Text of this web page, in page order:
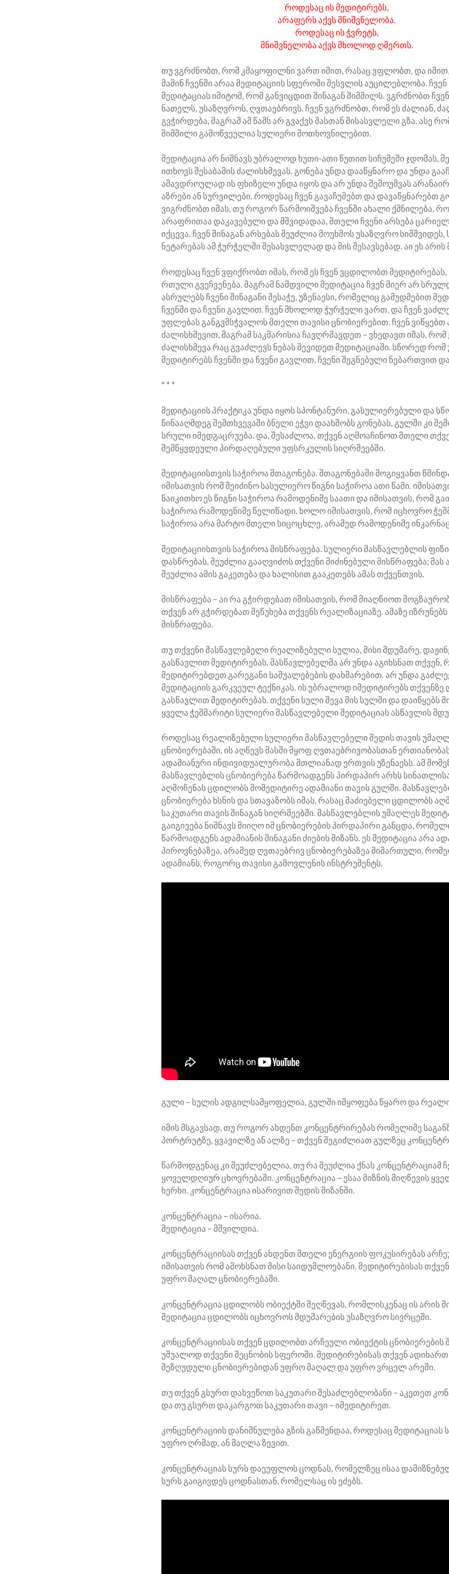
როდესაც ის მედიტირებს,
არაფერს აქვს მნიშვნელობა.
როდესაც ის ჭვრეტს,
მნიშვნელობა აქვს მხოლოდ ღმერთს.
თუ ვგრძნობთ, რომ კმაყოფილნი ვართ იმით, რასაც ვფლობთ, და
მაშინ ჩვენში არაა მედიტაციის სფეროში შესვლის აუცილებლობა.
მედიტაციას იმიტომ, რომ განვიცდით შინაგან შიმშილს. ვგრძნობთ
ნათელს, უსაზღვროს, ღვთაებრივს. ჩვენ ვგრძნობთ, რომ ეს ძალიან,
გვჭირდება, მაგრამ ამ წამს არ გვაქვს მასთან მისასვლელი გზა. ასე
შიმშილი გამოწვეულია სულიერი მოთხოვნილებით.
მედიტაცია არ ნიშნავს უბრალოდ ხუთი-ათი წუთით სიჩუმეში ჯდომას,
ითხოვს შესაბამის ძალისხმევას. გონება უნდა დააწყნარო და უნდა
ამავდროულად ის ფხიზელი უნდა იყოს და არ უნდა შემოუშვას
აზრები ან სურვილები. როდესაც ჩვენ გავაჩუმებთ და დავაწყნარებთ
ვიგრძნობთ იმას, თუ როგორ წარმოიშვება ჩვენში ახალი ქმნილება.
არაფრითაა დაკავებული და მშვიდადაა, მთელი ჩვენი არსება
იქცევა. ჩვენ შინაგან არსებას შეუძლია მოუხმოს უსაზღვრო
ნეტარებას ამ ჭურჭელში შესასვლელად და მის შესავსებად. აი ეს არის
როდესაც ჩვენ ვფიქრობთ იმას, რომ ეს ჩვენ ვცდილობთ მედიტირებას,
რთული გვეჩვენება. მაგრამ ნამდვილი მედიტაცია ჩვენ მიერ არ
ასრულებს ჩვენი შინაგანი მესაჭე, უზენაესი, რომელიც გამუდმებით
ჩვენში და ჩვენი გავლით. ჩვენ მხოლოდ ჭურჭელი ვართ. და ჩვენ
უფლებას განგვმსჭვალოს მთელი თავისი ცნობიერებით. ჩვენ ვიწყებთ
ძალისხმევით, მაგრამ საკმარისია ჩავღრმავდეთ – ვხედავთ იმას, რომ
ძალისხმევა რაც გვაძლევს ნებას შევიდეთ მედიტაციაში. სწორედ რომ
მედიტირებს ჩვენში და ჩვენი გავლით, ჩვენი შეგნებული ნებართვით
* * *
მედიტაციის პრაქტიკა უნდა იყოს სპონტანური, გასულიერებული და
წინააღმდეგ შემთხვევაში ბნელი ეჭვი დაახშობს გონებას, გულში კი
სრული იმედგაცრუება. და, შესაძლოა, თქვენ აღმოაჩინოთ მთელი
შემწყვდეული პირდაღებული უფსრკულის სიღრმეებში.
მედიტაციისთვის საჭიროა შთაგონება. შთაგონებაში მოგიყვანთ
იმისათვის რომ შეიძინო სასულიერო წიგნი საჭიროა ათი წამი.
წაიკითხო ეს წიგნი საჭიროა რამოდენიმე საათი და იმისათვის, რომ
საჭიროა რამოდენიმე წელიწადი. ხოლო იმისათვის, რომ იცხოვრო
საჭიროა არა მარტო მთელი სიცოცხლე, არამედ რამოდენიმე
მედიტაციისთვის საჭიროა მისწრაფება. სულიერი მასწავლებლის
დასწრებას, შეუძლია გააღვიძოს თქვენი მიძინებული მისწრაფება;
შეუძლია ამის გაკეთება და ხალისით გააკეთებს ამას თქვენთვის.
მისწრაფება – აი რა გჭირდებათ იმისათვის, რომ მიაღწიოთ
თქვენ არ გჭირდებათ შეწუხება თქვენს რეალიზაციაზე. ამაზე
მისწრაფება.
თუ თქვენი მასწავლებელი რეალიზებული სულია, მისი მდუმარე,
გასწავლით მედიტირებას. მასწავლებელმა არ უნდა აგიხსნათ
მედიტირებდეთ გარეგანი საშუალებების დახმარებით. არ უნდა
მედიტაციის გარკვეულ ტექნიკას. ის უბრალოდ იმედიტირებს თქვენზე
გასწავლით მედიტირებას. თქვენი სული შევა მის სულში და დაიწყებს
ყველა ჭეშმარიტი სულიერი მასწავლებელი მედიტაციას ასწავლის
როდესაც რეალიზებული სულიერი მასწავლებელი შედის თავის
ცნობიერებაში, ის აღწევს მასში მყოფ ღვთაებრივობასთან
ადამიანური ინდივიდუალურობა მთლიანად ერთვის უზენაესს. ამ
მასწავლებლის ცნობიერება წარმოადგენს პირდაპირ არხს
აღმოჩენას ცდილობს მომედიტირე ადამიანი თავის გულში.
ცნობიერება ხსნის და სთავაზობს იმას, რასაც მაძიებელი ცდილობს
საკუთარი თავის შინაგან სიღრმეებში. მასწავლებლის უმაღლეს
გაიგივება ნიშნავს მიიღო იმ ცნობიერების პირდაპირი განცდა,
წარმოადგენს ადამიანის შინაგანი ძიების მიზანს. ეს მედიტაცია არა
პიროვნებაზეა, არამედ ღვთაებრივ ცნობიერებაზეა მიმართული,
ადამიანს, როგორც თავისი გამოვლენის ინსტრუმენტს.
გული – სულის ადგილსამყოფელია, გულში იმყოფება წყარო და
იმის მსგავსად, თუ როგორ ახდენთ კონცენტრირებას რომელიმე
პორტრეტზე, ყვავილზე ან ალზე – თქვენ შეგიძლიათ გულზეც
წარმოდგენაც კი შეუძლებელია, თუ რა შეუძლია ქნას კონცენტრაციამ
ყოველდღიურ ცხოვრებაში. კონცენტრაცია – ესაა მიზნის მიღწევის
ხერხი. კონცენტრაცია ისარივით შედის მიზანში.
კონცენტრაცია – ისარია.
მედიტაცია – მშვილდია.
კონცენტრაციისას თქვენ ახდენთ მთელი ენერგიის ფოკუსირებას
იმისათვის რომ ამოხსნათ მისი საიდუმლოებანი. მედიტირებისას
უფრო მაღალ ცნობიერებაში.
კონცენტრაცია ცდილობს ობიექტში შეღწევას, რომლისკენაც ის არის
მედიტაცია ცდილობს იცხოვროს მდუმარების უსაზღვრო სივრცეში.
კონცენტრაციისას თქვენ ცდილობთ არჩეული ობიექტის ცნობიერების
უშუალოდ თქვენი შეცნობის სფეროში. მედიტირებისას თქვენ
შეზღუდული ცნობიერებიდან უფრო მაღალ და უფრო ვრცელ არეში.
თუ თქვენ გსურთ დახვეწოთ საკუთარი შესაძლებლობანი – აკეთეთ
და თუ გსურთ დაკარგოთ საკუთარი თავი – იმედიტირეთ.
კონცენტრაციის დანიშნულება გზის გაწმენდაა, როდესაც მედიტაციას
უფრო ღრმად, ან მაღლა ზევით.
კონცენტრაციას სურს დაეუფლოს ცოდნას, რომელზეც ისაა
სურს გაიგივდეს ცოდნასთან, რომელსაც ის ეძებს.